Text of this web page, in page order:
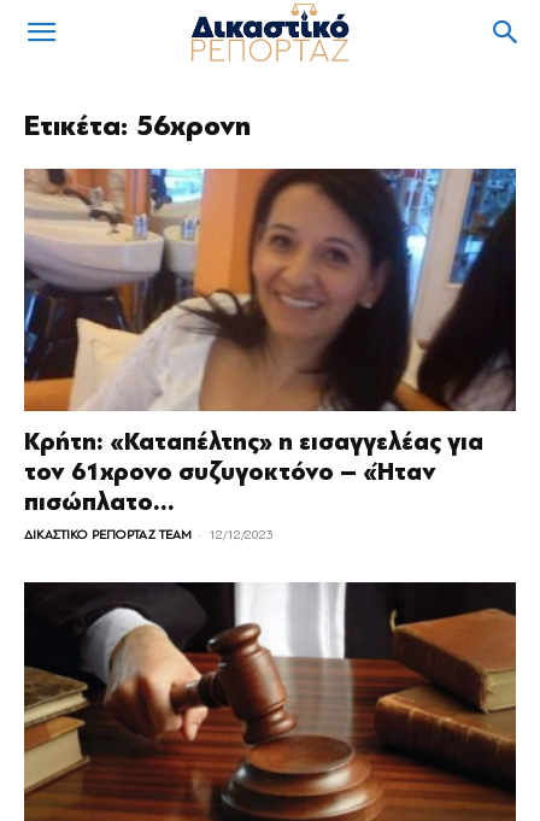
Ετικέτα: 56χρονη
Κρήτη: «Καταπέλτης» η εισαγγελέας για
τον 61χρονο συζυγοκτόνο – «Ήταν
πισώπλατο...
ΔΙΚΑΣΤΙΚΟ ΡΕΠΟΡΤΑΖ TEAM - 12/12/2023